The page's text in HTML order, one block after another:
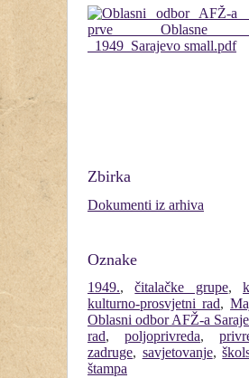
Zbirka
Dokumenti iz arhiva
Oznake
1949.,čitalačke grupe,
kulturno-prosvjetni rad,
Oblasni odbor AFŽ-a
rad, poljoprivreda,
zadruge, savjetovanje,
štampa